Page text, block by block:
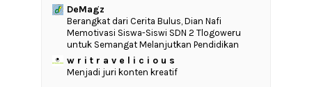
DeMagz
‎Berangkat dari Cerita Bulus, Dian Nafi
Memotivasi Siswa-Siswi SDN 2 Tlogoweru
untuk Semangat Melanjutkan Pendidikan
w r i t r a v e l i c i o u s
Menjadi juri konten kreatif